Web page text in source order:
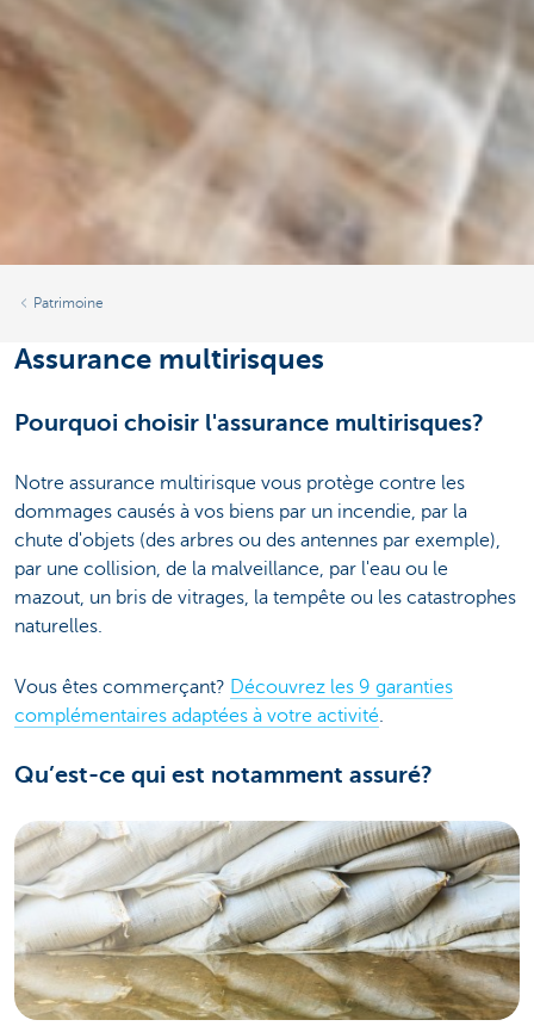
Patrimoine
Assurance multirisques
Pourquoi choisir l'assurance multirisques?
Notre assurance multirisque vous protège contre les
dommages causés à vos biens par un incendie, par la
chute d'objets (des arbres ou des antennes par exemple),
par une collision, de la malveillance, par l'eau ou le
mazout, un bris de vitrages, la tempête ou les catastrophes
naturelles.
Vous êtes commerçant? Découvrez les 9 garanties
complémentaires adaptées à votre activité
Qu’est-ce qui est notamment assuré?